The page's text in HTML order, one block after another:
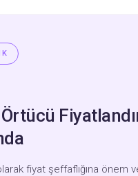
fiyat şeffaflığına önem